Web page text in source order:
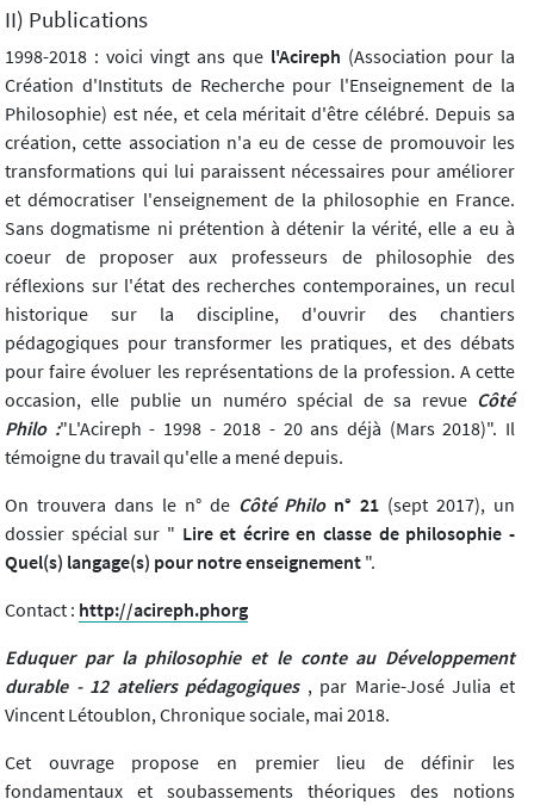
II) Publications
1998-2018 : voici vingt ans que l'Acireph (Association pour la
Création d'Instituts de Recherche pour l'Enseignement de la
Philosophie) est née, et cela méritait d'être célébré. Depuis sa
création, cette association n'a eu de cesse de promouvoir les
transformations qui lui paraissent nécessaires pour améliorer
et démocratiser l'enseignement de la philosophie en France.
Sans dogmatisme ni prétention à détenir la vérité, elle a eu à
coeur de proposer aux professeurs de philosophie des
réflexions sur l'état des recherches contemporaines, un recul
historique sur la discipline, d'ouvrir des chantiers
pédagogiques pour transformer les pratiques, et des débats
pour faire évoluer les représentations de la profession. A cette
occasion, elle publie un numéro spécial de sa revue Côté
Philo :"L'Acireph - 1998 - 2018 - 20 ans déjà (Mars 2018)". Il
témoigne du travail qu'elle a mené depuis.
On trouvera dans le n° de Côté Philon° 21 (sept 2017), un
dossier spécial sur " Lire et écrire en classe de philosophie -
Quel(s) langage(s) pour notre enseignement ".
Contact : http://acireph.phorg
Eduquer par la philosophie et le conte au Développement
durable - 12 ateliers pédagogiques , par Marie-José Julia et
Vincent Létoublon, Chronique sociale, mai 2018.
Cet ouvrage propose en premier lieu de définir les
fondamentaux et soubassements théoriques des notions